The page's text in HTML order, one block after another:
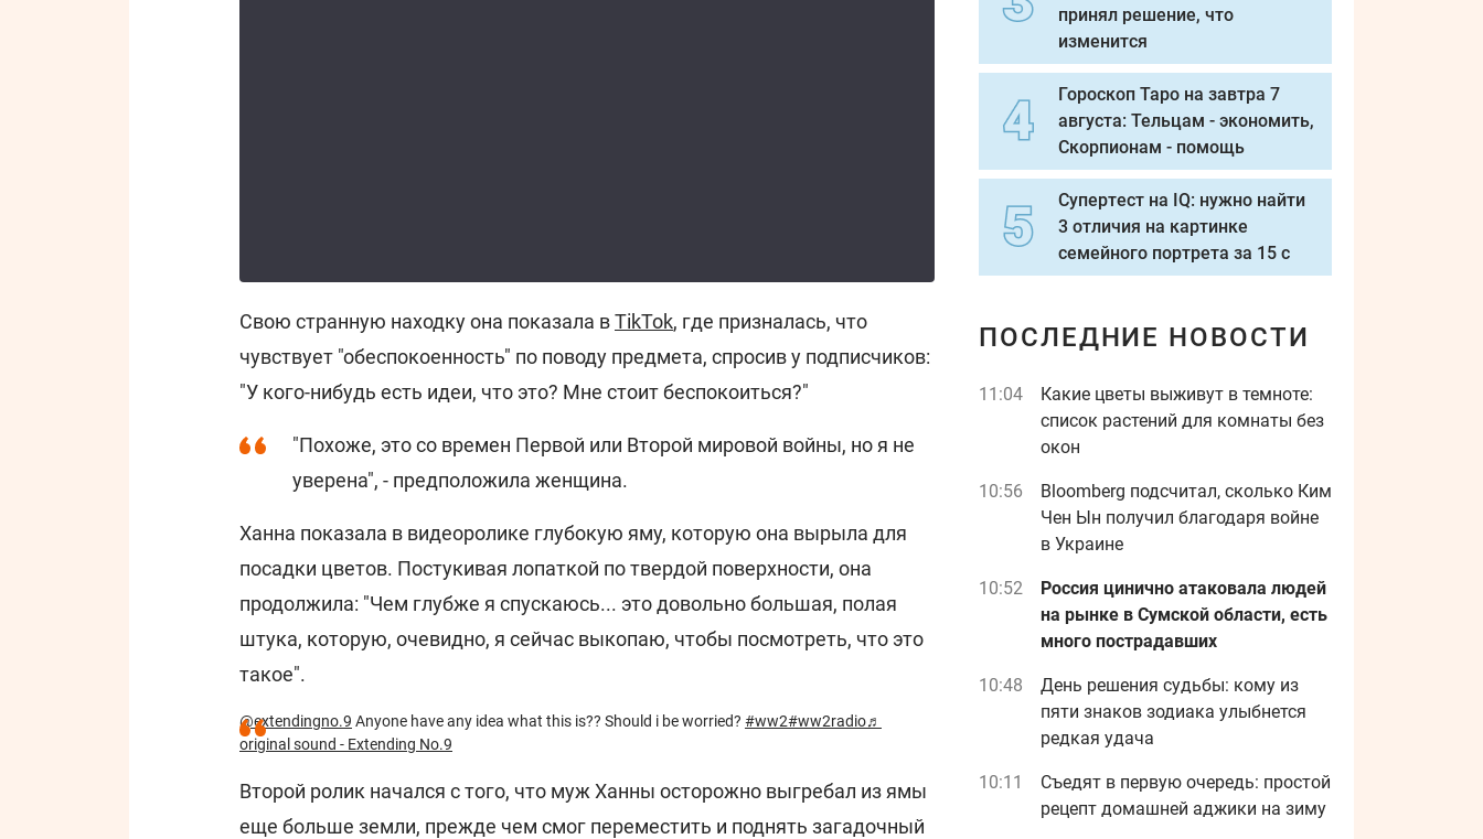
Свою странную находку она показала вTikTok, где призналась, что
чувствует "обеспокоенность" по поводу предмета, спросив у подписчиков:
"У кого-нибудь есть идеи, что это? Мне стоит беспокоиться?"
"Похоже, это со времен Первой или Второй мировой войны, но я не
уверена", - предположила женщина.
Ханна показала в видеоролике глубокую яму, которую она вырыла для
посадки цветов. Постукивая лопаткой по твердой поверхности, она
продолжила: "Чем глубже я спускаюсь... это довольно большая, полая
штука, которую, очевидно, я сейчас выкопаю, чтобы посмотреть, что это
такое".
@extendingno.9 Anyone have any idea what this is?? Should i be worried? #ww2#ww2radio♬
original sound - Extending No.9
Второй ролик начался с того, что муж Ханны осторожно выгребал из ямы
еще больше земли, прежде чем смог переместить и поднять загадочный
принял решение, что
изменится
Гороскоп Таро на завтра 7
августа: Тельцам - экономить,
Скорпионам - помощь
Супертест на IQ: нужно найти
3 отличия на картинке
семейного портрета за 15 с
ПОСЛЕДНИЕ НОВОСТИ
11:04
Какие цветы выживут в темноте:
список растений для комнаты без
окон
10:56
Bloomberg подсчитал, сколько Ким
Чен Ын получил благодаря войне
в Украине
10:52
Россия цинично атаковала людей
на рынке в Сумской области, есть
много пострадавших
10:48
День решения судьбы: кому из
пяти знаков зодиака улыбнется
редкая удача
10:11
Съедят в первую очередь: простой
рецепт домашней аджики на зиму